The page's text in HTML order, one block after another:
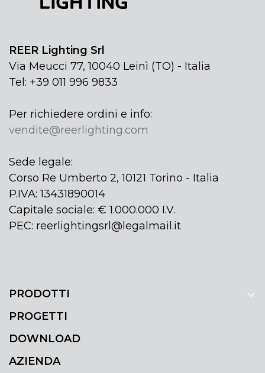
REER Lighting Srl
Via Meucci 77, 10040 Leinì (TO) - Italia
Tel: +39 011 996 9833
Per richiedere ordini e info:
vendite@reerlighting.com
Sede legale:
Corso Re Umberto 2, 10121 Torino - Italia
P.IVA: 13431890014
Capitale sociale: € 1.000.000 I.V.
PEC: reerlightingsrl@legalmail.it
PRODOTTI
PROGETTI
DOWNLOAD
AZIENDA